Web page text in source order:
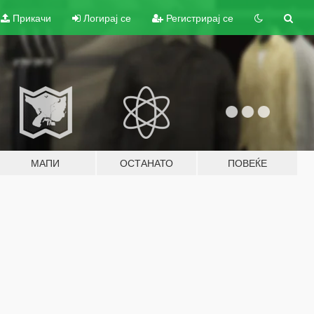
Прикачи Логирај се Регистрирај се
МАПИ ОСТАНАТО ПОВЕЌЕ